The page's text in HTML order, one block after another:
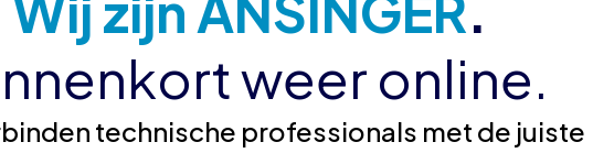
weer online.
technische professionals met de juiste